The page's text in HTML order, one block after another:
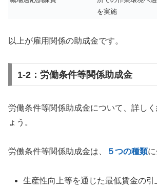
を実施
以上が雇用関係の助成金です。
1-2：労働条件等関係助成金
労働条件等関係助成金について、詳し
ょう。
労働条件等関係助成金は、 ５つの種類に
生産性向上等を通じた最低賃金の